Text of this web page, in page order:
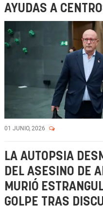
AYUDAS A
01 JUNIO, 2026
LA AUTOPSIA
DEL ASESINO DE
MURIÓ
GOLPE TRAS